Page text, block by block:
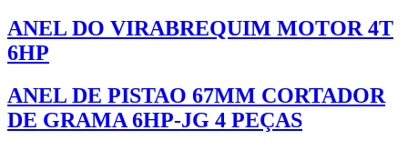
ANEL DO VIRABREQUIM MOTOR 4T
6HP
ANEL DE PISTAO 67MM CORTADOR
DE GRAMA 6HP-JG 4 PEÇAS